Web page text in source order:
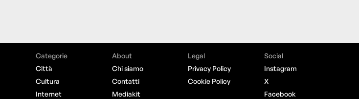
Categorie
Città
Cultura
Internet
About
Chi siamo
Contatti
Mediakit
Legal
Privacy Policy
Cookie Policy
Social
Instagram
X
Facebook